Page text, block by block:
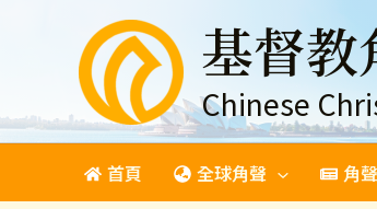
內
容
基督教
Chinese
首頁 全球角聲 角